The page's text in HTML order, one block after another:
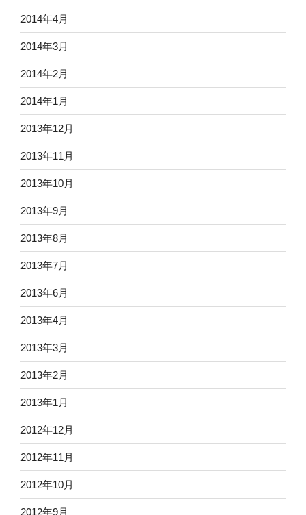
2014年4月
2014年3月
2014年2月
2014年1月
2013年12月
2013年11月
2013年10月
2013年9月
2013年8月
2013年7月
2013年6月
2013年4月
2013年3月
2013年2月
2013年1月
2012年12月
2012年11月
2012年10月
2012年9月